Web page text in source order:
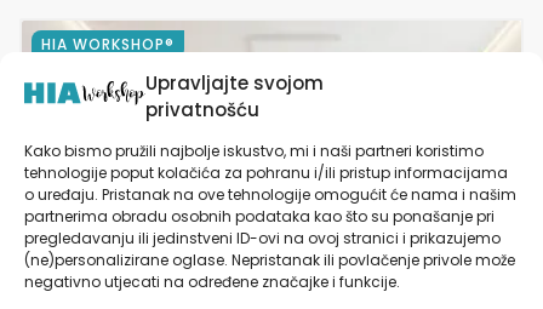
Upravljajte svojom
privatnošću
Kako bismo pružili najbolje iskustvo, mi i naši partneri koristimo
tehnologije poput kolačića za pohranu i/ili pristup informacijama
o uređaju. Pristanak na ove tehnologije omogućit će nama i našim
partnerima obradu osobnih podataka kao što su ponašanje pri
pregledavanju ili jedinstveni ID-ovi na ovoj stranici i prikazujemo
(ne)personalizirane oglase. Nepristanak ili povlačenje privole može
negativno utjecati na određene značajke i funkcije.
HIA WORKSHOP®
Ovaj
ima
varijanti.
Opcije
se
mogu
odabrati
na
stranici